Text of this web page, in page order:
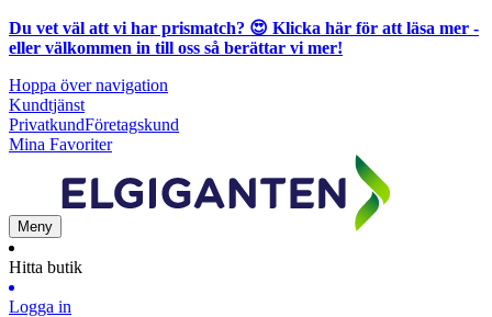
Du vet väl att vi har prismatch? 😍 Klicka här för att läsa mer -
eller välkommen in till oss så berättar vi mer!
Hoppa över navigation
Kundtjänst
PrivatkundFöretagskund
Mina Favoriter
Meny
Hitta butik
Logga in